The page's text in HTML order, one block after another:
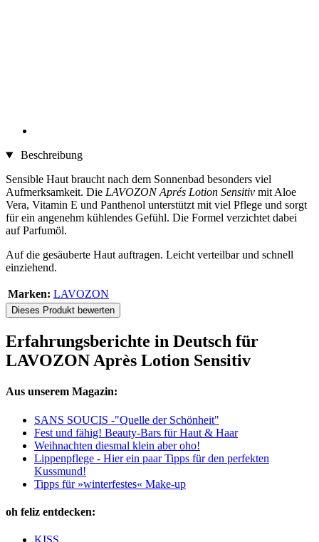
Beschreibung
Sensible Haut braucht nach dem Sonnenbad besonders viel
Aufmerksamkeit. Die LAVOZON Aprés Lotion Sensitiv mit Aloe
Vera, Vitamin E und Panthenol unterstützt mit viel Pflege und sorgt
für ein angenehm kühlendes Gefühl. Die Formel verzichtet dabei
auf Parfumöl.
Auf die gesäuberte Haut auftragen. Leicht verteilbar und schnell
einziehend.
Marken: LAVOZON
Dieses Produkt bewerten
Erfahrungsberichte in Deutsch für
LAVOZON Après Lotion Sensitiv
Aus unserem Magazin:
SANS SOUCIS -"Quelle der Schönheit"
Fest und fähig! Beauty-Bars für Haut & Haar
Weihnachten diesmal klein aber oho!
Lippenpflege - Hier ein paar Tipps für den perfekten
Kussmund!
Tipps für »winterfestes« Make-up
oh feliz entdecken: